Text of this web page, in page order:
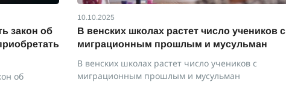
закон об
об
10.10.2025
В венских школах растет число учеников с
миграционным прошлым и мусульман
В венских школах растет число учеников с
миграционным прошлым и мусульман